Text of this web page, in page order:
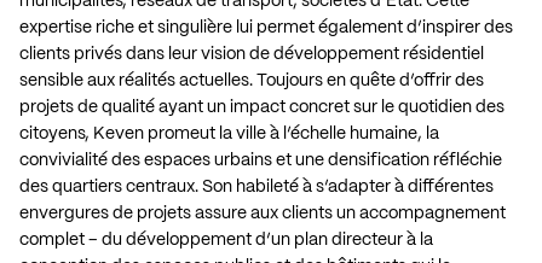
expertise riche et singulière lui permet également d’inspirer des
clients privés dans leur vision de développement résidentiel
sensible aux réalités actuelles. Toujours en quête d’offrir des
projets de qualité ayant un impact concret sur le quotidien des
citoyens, Keven promeut la ville à l’échelle humaine, la
convivialité des espaces urbains et une densification réfléchie
des quartiers centraux. Son habileté à s’adapter à différentes
envergures de projets assure aux clients un accompagnement
complet – du développement d’un plan directeur à la